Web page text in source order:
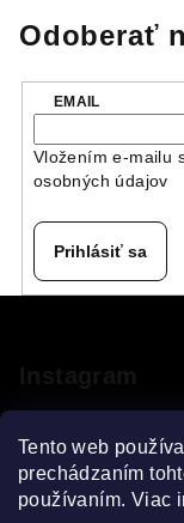
Tento web
prechádzaním
používaním. Viac
Odoberať
EMAIL
Vložením e-mailu
osobných údajov
Prihlásiť sa
ä